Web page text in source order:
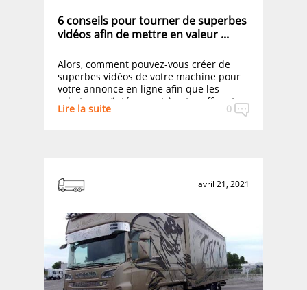
6 conseils pour tourner de superbes
vidéos afin de mettre en valeur ...
Alors, comment pouvez-vous créer de
superbes vidéos de votre machine pour
votre annonce en ligne afin que les
acheteurs s’intéressent à votre offre et
cesser de regarder des machines
0
Lire la suite
avril 21, 2021